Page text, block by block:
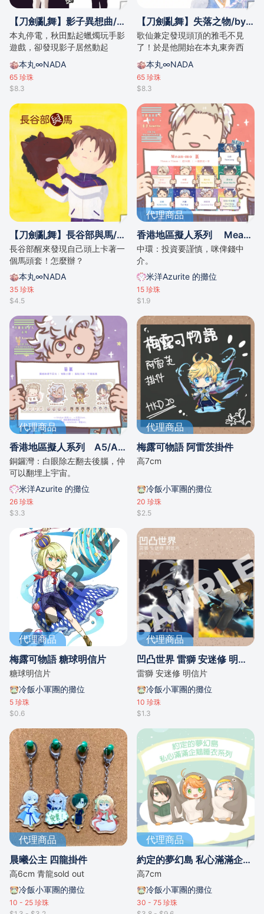
【刀劍亂舞】影子異想曲/by .da
本丸停電，秋田點起蠟燭玩手影
遊戲，卻發現影子居然動起
來⋯⋯？
本丸∞NADA
65 珍珠
$8.3
【刀劍亂舞】失落之物/by .da
歌仙兼定發現頭頂的雅毛不見
了！於是他開始在本丸東奔西
跑，尋找他的失落之物⋯⋯
本丸∞NADA
65 珍珠
$8.3
【刀劍亂舞】長谷部與馬/by .da
長谷部醒來發現自己頭上卡著一
個馬頭套！怎麼辦？
本丸∞NADA
35 珍珠
$4.5
代理商品
香港地區擬人系列 Mean-mo 紙
中環：投資要謹慎，咪俾錢中
介。
米洋Azurite 的攤位
15 珍珠
$1.9
代理商品
香港地區擬人系列 A5/A6貼紙
銅鑼灣：白眼除左翻去後腦，仲
可以翻埋上宇宙。
米洋Azurite 的攤位
26 珍珠
$3.3
代理商品
梅露可物語 阿雷茨掛件
高7cm
冷飯小軍團的攤位
20 珍珠
$2.5
代理商品
梅露可物語 糖球明信片
糖球明信片
冷飯小軍團的攤位
5 珍珠
$0.6
代理商品
凹凸世界 雷獅 安迷修 明信片set
雷獅 安迷修 明信片
冷飯小軍團的攤位
10 珍珠
$1.3
代理商品
晨曦公主 四龍掛件
高6cm 青龍sold out
冷飯小軍團的攤位
10 - 25 珍珠
代理商品
約定的夢幻島 私心滿滿企鵝睡衣系列掛件
高7cm
冷飯小軍團的攤位
30 - 75 珍珠